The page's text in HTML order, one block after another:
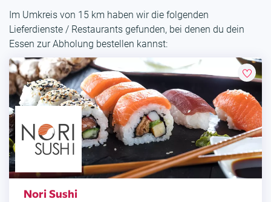
Im Umkreis von 15 km haben wir die folgenden
Lieferdienste / Restaurants gefunden, bei denen du dein
Essen zur Abholung bestellen kannst:
Nori Sushi